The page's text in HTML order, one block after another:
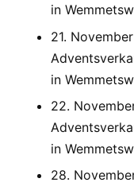
in
21.
in
22.
in
28.